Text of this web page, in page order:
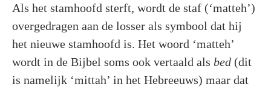
Als het stamhoofd sterft, wordt de staf (‘matteh’)
overgedragen aan de losser als symbool dat hij
het nieuwe stamhoofd is. Het woord ‘matteh’
wordt in de Bijbel soms ook vertaald als bed (dit
is namelijk ‘mittah’ in het Hebreeuws) maar dat